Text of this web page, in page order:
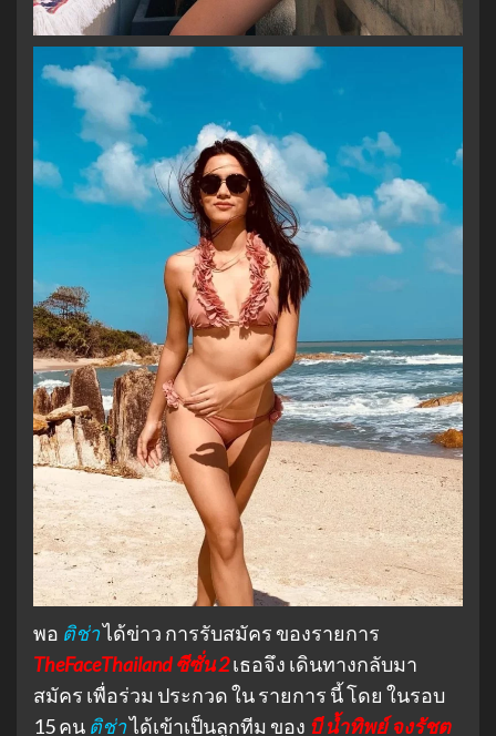
พอ ติช่าได้ข่าว การรับสมัคร ของรายการ
TheFaceThailand ซีซั่น 2เธอจึง เดินทางกลับมา
สมัคร เพื่อร่วม ประกวด ใน รายการ นี้ โดย ในรอบ
15 คน ติช่าได้เข้าเป็นลูกทีม ของ บี น้ำทิพย์ จงรัชต